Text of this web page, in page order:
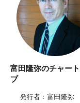
富田隆弥のチャー
ブ
発行者：富田隆弥